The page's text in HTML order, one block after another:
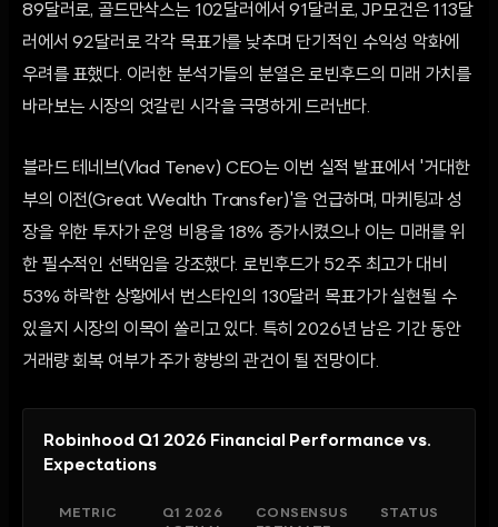
89달러로, 골드만삭스는 102달러에서 91달러로, JP모건은 113달
러에서 92달러로 각각 목표가를 낮추며 단기적인 수익성 악화에
우려를 표했다. 이러한 분석가들의 분열은 로빈후드의 미래 가치를
바라보는 시장의 엇갈린 시각을 극명하게 드러낸다.
블라드 테네브(Vlad Tenev) CEO는 이번 실적 발표에서 '거대한
부의 이전(Great Wealth Transfer)'을 언급하며, 마케팅과 성
장을 위한 투자가 운영 비용을 18% 증가시켰으나 이는 미래를 위
한 필수적인 선택임을 강조했다. 로빈후드가 52주 최고가 대비
53% 하락한 상황에서 번스타인의 130달러 목표가가 실현될 수
있을지 시장의 이목이 쏠리고 있다. 특히 2026년 남은 기간 동안
거래량 회복 여부가 주가 향방의 관건이 될 전망이다.
Robinhood Q1 2026 Financial Performance vs.
Expectations
METRIC
Q1 2026
CONSENSUS
STATUS